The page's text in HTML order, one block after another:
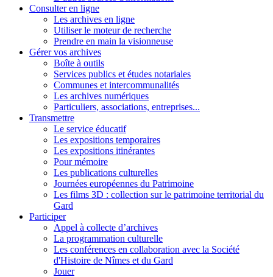
Consulter en ligne
Les archives en ligne
Utiliser le moteur de recherche
Prendre en main la visionneuse
Gérer vos archives
Boîte à outils
Services publics et études notariales
Communes et intercommunalités
Les archives numériques
Particuliers, associations, entreprises...
Transmettre
Le service éducatif
Les expositions temporaires
Les expositions itinérantes
Pour mémoire
Les publications culturelles
Journées européennes du Patrimoine
Les films 3D : collection sur le patrimoine territorial du
Gard
Participer
Appel à collecte d’archives
La programmation culturelle
Les conférences en collaboration avec la Société
d'Histoire de Nîmes et du Gard
Jouer